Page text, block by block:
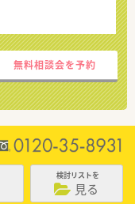
無料相談会を予約
検討リストを
見る